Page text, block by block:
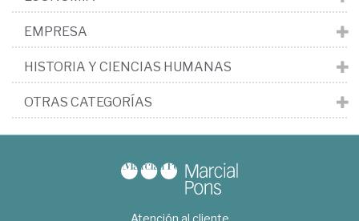
EMPRESA
HISTORIA Y CIENCIAS HUMANAS
OTRAS CATEGORÍAS
Atención al cliente